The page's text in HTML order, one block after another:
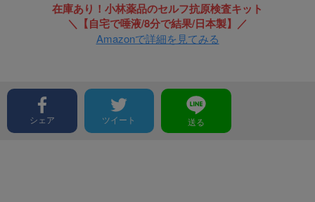
在庫あり！小林薬品のセルフ抗原検査キット
＼【自宅で唾液/8分で結果/日本製】／
Amazonで詳細を見てみる
シェア ツイート 送る